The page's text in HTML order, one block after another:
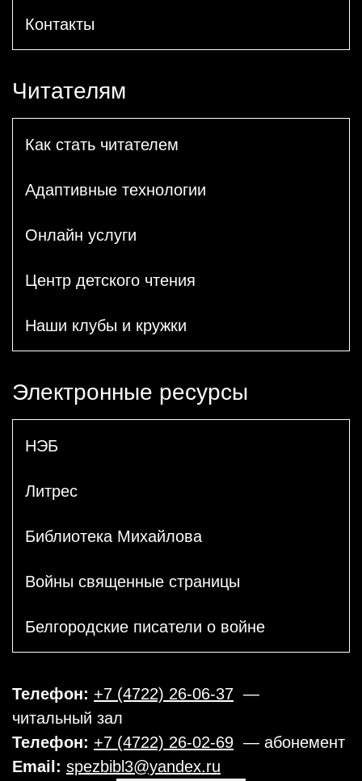
Контакты
Читателям
Как стать читателем
Адаптивные технологии
Онлайн услуги
Центр детского чтения
Наши клубы и кружки
Электронные ресурсы
НЭБ
Литрес
Библиотека Михайлова
Войны священные страницы
Белгородские писатели о войне
Телефон: +7 (4722) 26-06-37 —
читальный зал
Телефон: +7 (4722) 26-02-69 — абонемент
Email: spezbibl3@yandex.ru